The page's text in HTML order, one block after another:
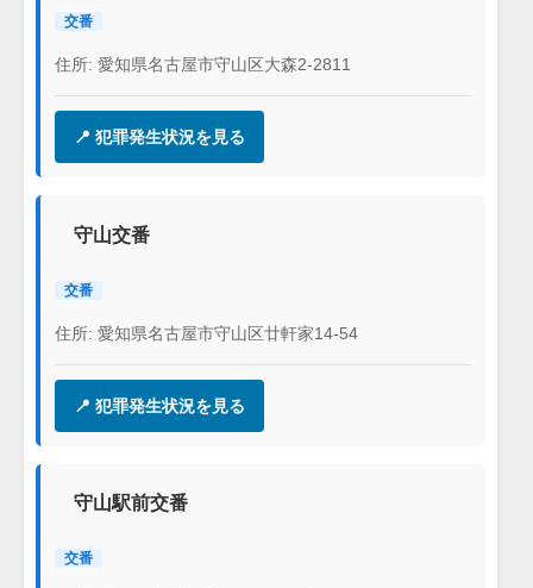
交番
住所: 愛知県名古屋市守山区大森2-2811
📍 犯罪発生状況を見る
守山交番
交番
住所: 愛知県名古屋市守山区廿軒家14-54
📍 犯罪発生状況を見る
守山駅前交番
交番